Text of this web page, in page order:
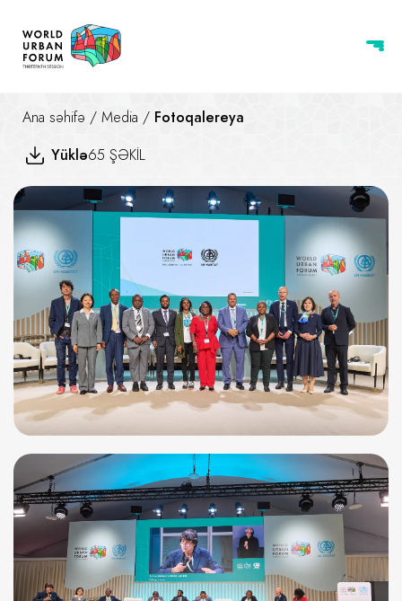
Ana səhifə / Media / Fotoqalereya
KİDAÖS-də İnklüziv Şəhər
Yüklə65 ŞƏKİL